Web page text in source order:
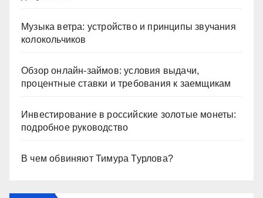
Музыка ветра: устройство и принципы звучания
колокольчиков
Обзор онлайн-займов: условия выдачи,
процентные ставки и требования к заемщикам
Инвестирование в российские золотые монеты:
подробное руководство
В чем обвиняют Тимура Турлова?